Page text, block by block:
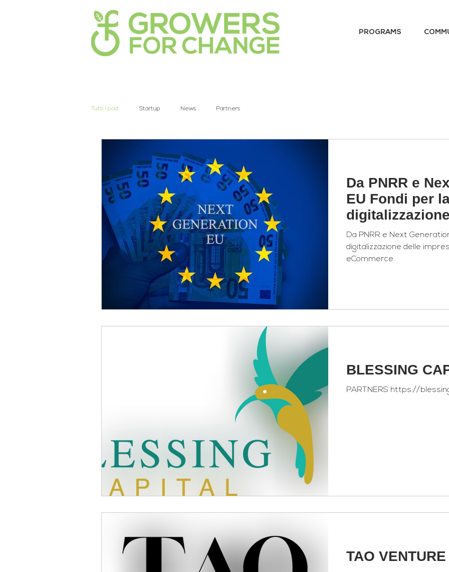
PROGRAMS
Tutti i post Startup News Partners
Da PNRR e
EU Fondi per
e lo Sviluppo
Da PNRR e Next
digitalizzazione delle
eCommerce
BLESSING
PARTNERS https://
TAO